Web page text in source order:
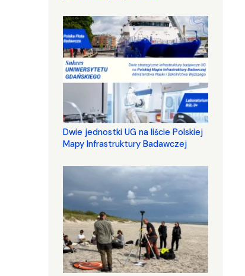
Dwie jednostki UG na liście Polskiej
Mapy Infrastruktury Badawczej